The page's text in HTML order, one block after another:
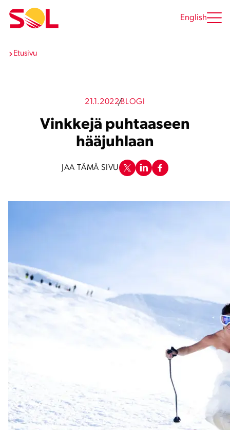
sisältöön
English
Etusivu
21.1.2022BLOGI
Vinkkejä puhtaaseen
hääjuhlaan
JAA TÄMÄ SIVU